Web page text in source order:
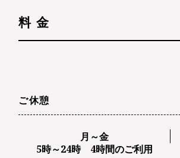
料 金
ご休憩
月～金
5時～24時 4時間のご利用